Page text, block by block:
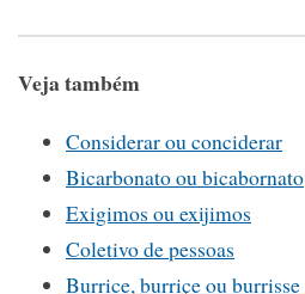
Veja também
Considerar ou conciderar
Bicarbonato ou bicabornato
Exigimos ou exijimos
Coletivo de pessoas
Burrice, burriçe ou burrisse